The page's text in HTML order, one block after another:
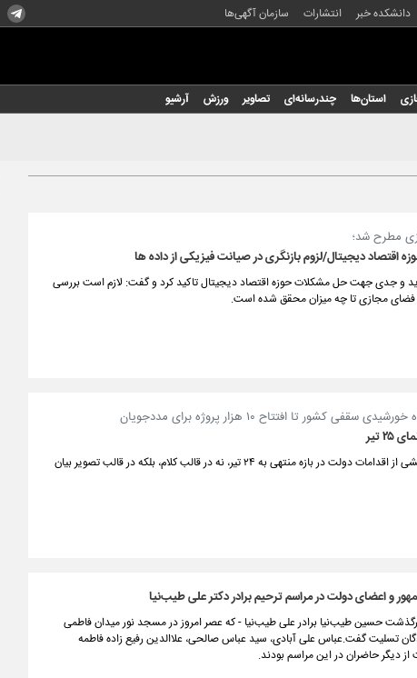
دانشکده خبر انتشارات سازمان آگهی‌ها
استان‌ها چندرسانه‌ای تصاویر ورزش آرشیو
مطرح شد؛
اقتصاد دیجیتال/لزوم بازنگری در صیانت فیزیکی از داده ها
و جدی جهت حل مشکلات حوزه اقتصاد دیجیتال تاکید کرد و گفت: لازم است بررسی
فضای مجازی تا چه میزان محقق شده است.
کشور تا افتتاح ۱۰ هزار پروژه برای مددجویان
تیر
در این داده‌نما تلاش شده است بخشی از اقدامات دولت در بازه منتهی به ۲۴ تیر، نه در قالب کلام، بلکه در قالب تصویر بیان
و اعضای دولت در مراسم ترحیم برادر دکتر علی طیب‌نیا
حسین طیب‌نیا برادر علی طیب‌نیا - که عصر امروز در مسجد نور میدان فاطمی
تسلیت گفت.عباس علی آبادی، سید عباس صالحی، علاالدین رفیع زاده فاطمه
دیگر حاضران در این مراسم بودند.